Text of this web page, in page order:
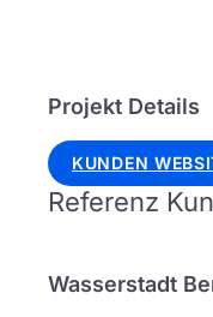
Projekt Details
KUNDEN
Referenz
Wasserstadt